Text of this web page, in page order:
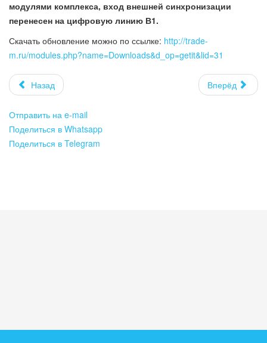
модулями комплекса, вход внешней синхронизации
перенесен на цифровую линию В1.
Скачать обновление можно по ссылке: http://trade-
m.ru/modules.php?name=Downloads&d_op=getit&lid=31
Назад Вперёд
Отправить на e-mail
Поделиться в Whatsapp
Поделиться в Telegram